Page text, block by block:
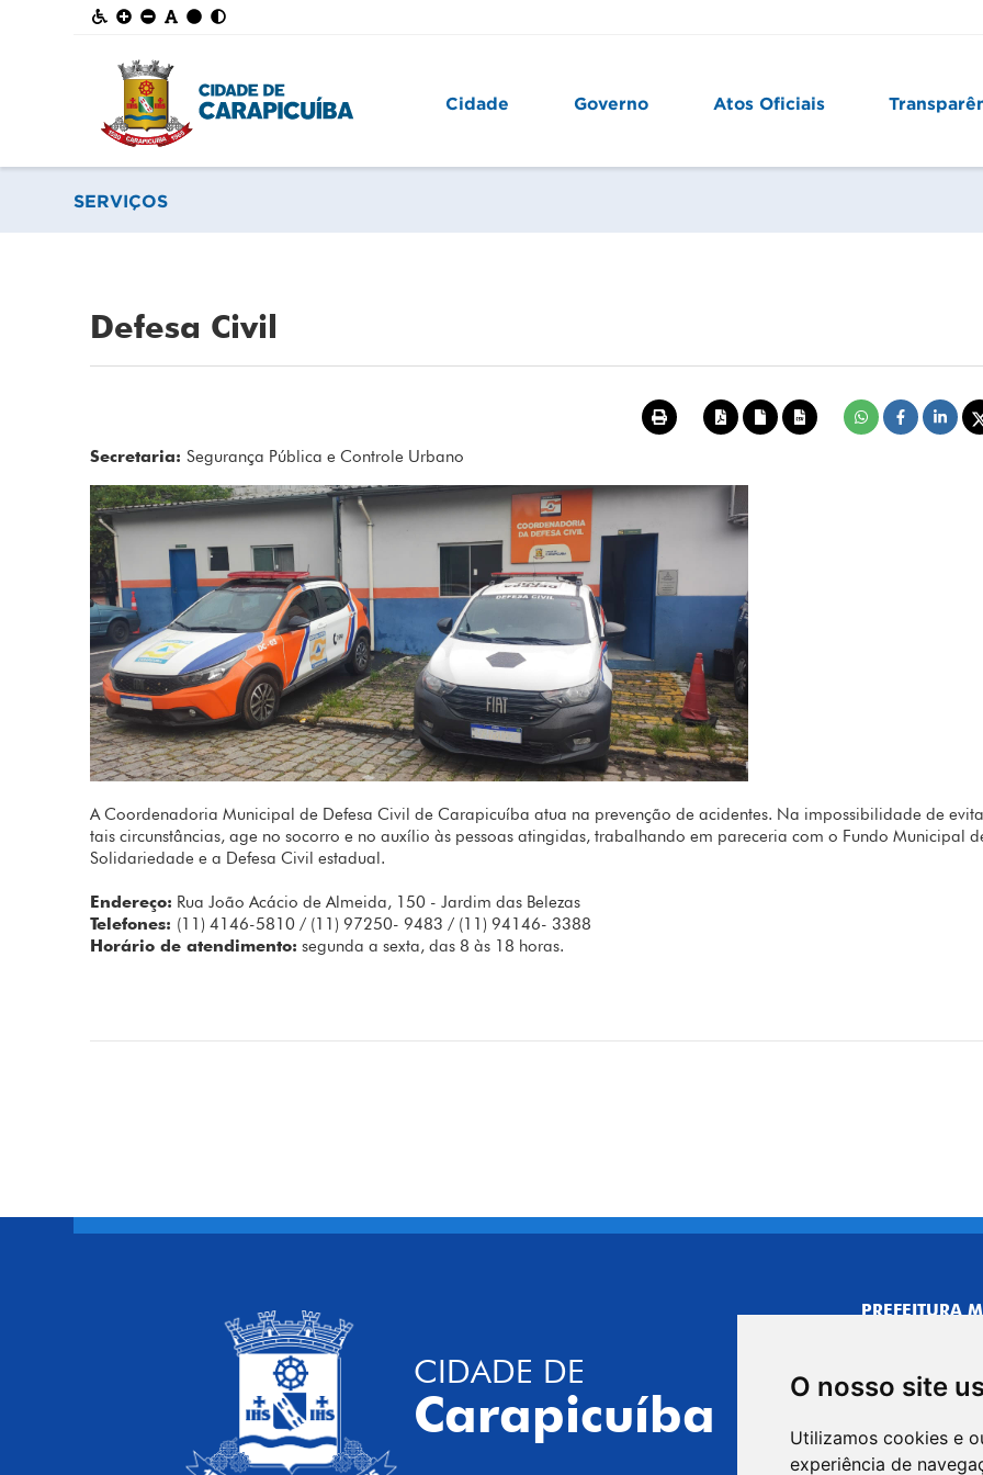
O nosso site
Utilizamos cookies e
experiência de
Cidade Governo Atos Oficiais
SERVIÇOS
Defesa Civil
Secretaria:Segurança Pública e Controle Urbano
A Coordenadoria Municipal de Defesa Civil de Carapicuíba atua na prevenção de acidentes. Na impossibilidade de
tais circunstâncias, age no socorro e no auxílio às pessoas atingidas, trabalhando em pareceria com o Fundo Municipal
Solidariedade e a Defesa Civil estadual.
Endereço: Rua João Acácio de Almeida, 150 - Jardim das Belezas
Telefones: (11) 4146-5810 / (11) 97250- 9483 / (11) 94146- 3388
Horário de atendimento: segunda a sexta, das 8 às 18 horas.
CIDADE DE
Carapicuíba
PREFEITURA
CENTRO
R. Joaquim das
Telefone: